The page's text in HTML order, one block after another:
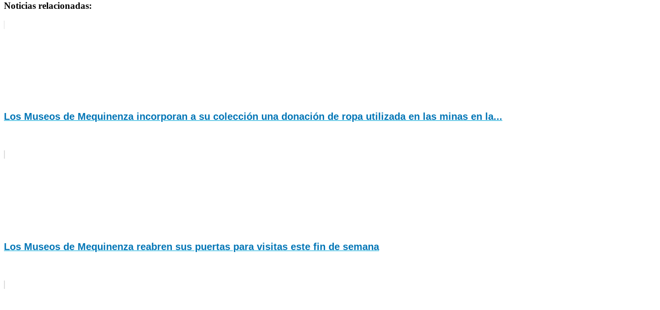
Noticias relacionadas:
Los Museos de Mequinenza incorporan a su colección una donación de ropa utilizada en las minas en la...
Los Museos de Mequinenza reabren sus puertas para visitas este fin de semana